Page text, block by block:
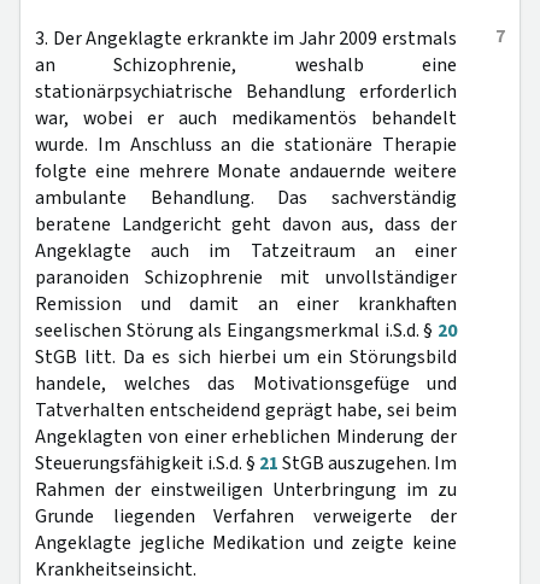
7
3. Der Angeklagte erkrankte im Jahr 2009 erstmals
an Schizophrenie, weshalb eine
stationärpsychiatrische Behandlung erforderlich
war, wobei er auch medikamentös behandelt
wurde. Im Anschluss an die stationäre Therapie
folgte eine mehrere Monate andauernde weitere
ambulante Behandlung. Das sachverständig
beratene Landgericht geht davon aus, dass der
Angeklagte auch im Tatzeitraum an einer
paranoiden Schizophrenie mit unvollständiger
Remission und damit an einer krankhaften
seelischen Störung als Eingangsmerkmal i.S.d. § 20
StGB litt. Da es sich hierbei um ein Störungsbild
handele, welches das Motivationsgefüge und
Tatverhalten entscheidend geprägt habe, sei beim
Angeklagten von einer erheblichen Minderung der
Steuerungsfähigkeit i.S.d. § 21StGB auszugehen. Im
Rahmen der einstweiligen Unterbringung im zu
Grunde liegenden Verfahren verweigerte der
Angeklagte jegliche Medikation und zeigte keine
Krankheitseinsicht.